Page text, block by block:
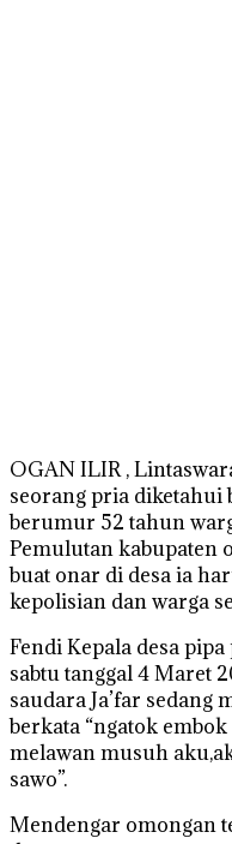
OGAN ILIR ,
seorang pria diketahui
berumur 52 tahun
Pemulutan kabupaten
buat onar di desa ia
kepolisian dan warga
Fendi Kepala desa
sabtu tanggal 4 Maret
saudara Ja’far sedang
berkata “ngatok
melawan musuh
sawo”.
Mendengar omongan